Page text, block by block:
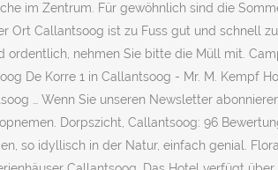
im Zentrum. Für gewöhnlich sind die
Ort Callantsoog ist zu Fuss gut und schnell
ordentlich, nehmen Sie bitte die Müll mit.
De Korre 1 in Callantsoog - Mr. M. Kempf
… Wenn Sie unseren Newsletter
Dorpszicht, Callantsoog: 96
so idyllisch in der Natur, einfach genial.